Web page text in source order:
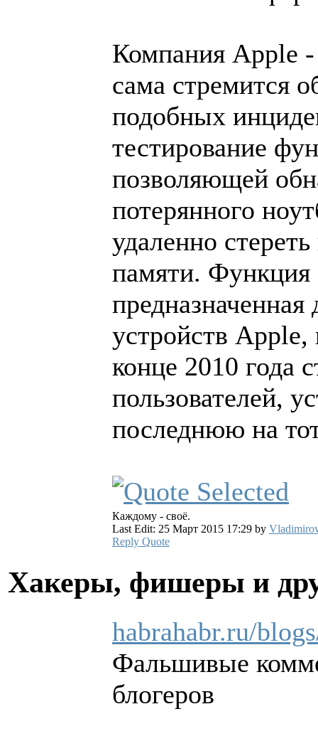
Компания Apple
сама стремится
подобных
тестирование
позволяющей
потерянного
удаленно
памяти.
устройств Apple,
конце 2010 года
пользователей,
последнюю на
Каждому - своё.
Last Edit: 25 Март 2015 17:29 by
Reply Quote
Хакеры, фишеры и
habrahabr.ru/
Фальшивые
блогеров